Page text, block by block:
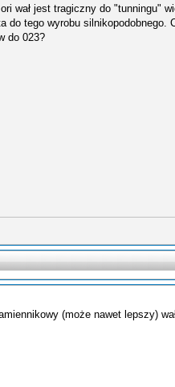
wał jest tragiczny do "tunningu"
do tego wyrobu
do 023?
(może nawet lepszy)